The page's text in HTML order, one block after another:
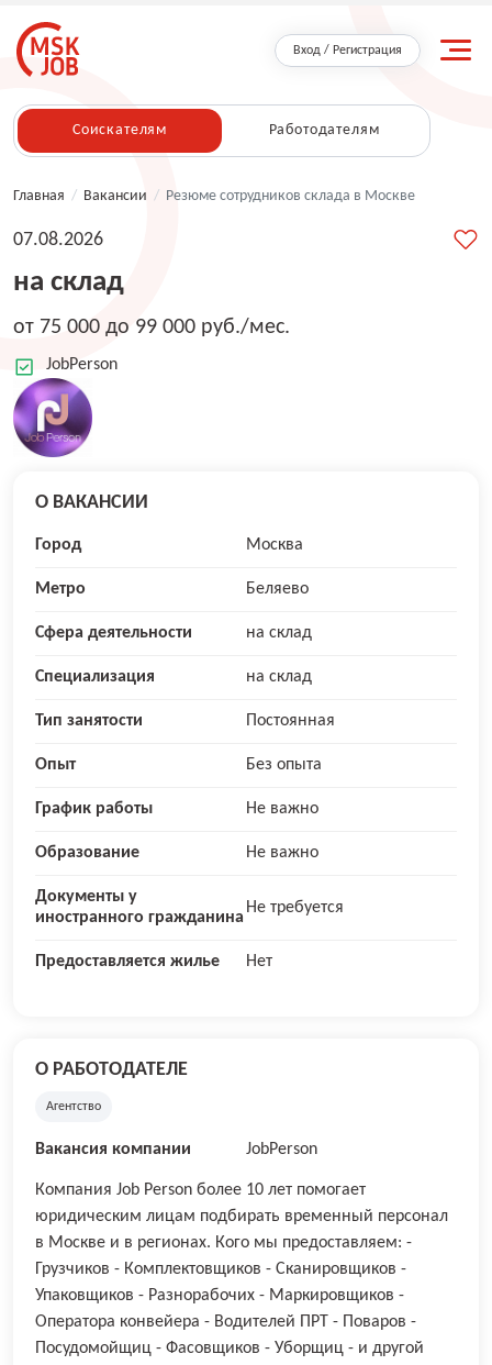
Вход / Регистрация
Соискателям Работодателям
Главная / Вакансии / Резюме сотрудников склада в Москве
на склад
07.08.2026
от 75 000 до 99 000 руб./мес.
JobPerson
О ВАКАНСИИ
Город Москва
Метро Беляево
Сфера деятельности на склад
Специализация на склад
Тип занятости Постоянная
Опыт Без опыта
График работы Не важно
Образование Не важно
Документы у
иностранного гражданина
Не требуется
Предоставляется жилье Нет
О РАБОТОДАТЕЛЕ
Агентство
Вакансия компании JobPerson
Компания Job Person более 10 лет помогает
юридическим лицам подбирать временный персонал
в Москве и в регионах. Кого мы предоставляем: -
Грузчиков - Комплектовщиков - Сканировщиков -
Упаковщиков - Разнорабочих - Маркировщиков -
Оператора конвейера - Водителей ПРТ - Поваров -
Посудомойщиц - Фасовщиков - Уборщиц - и другой